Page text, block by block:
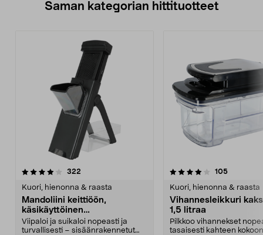
Saman kategorian hittituotteet
322
Kuori, hienonna & raasta
Mandoliini keittiöön,
käsikäyttöinen
vihannesleikkuri
Viipaloi ja suikaloi nopeasti ja
turvallisesti – sisäänrakennetut
4.0 viidestä
105arvostelut
Kuori, hienonna & raasta
Vihannesleikkuri
1,5 litraa
Pilkkoo vihannekset
tasaisesti kahteen
3.5 viidestä